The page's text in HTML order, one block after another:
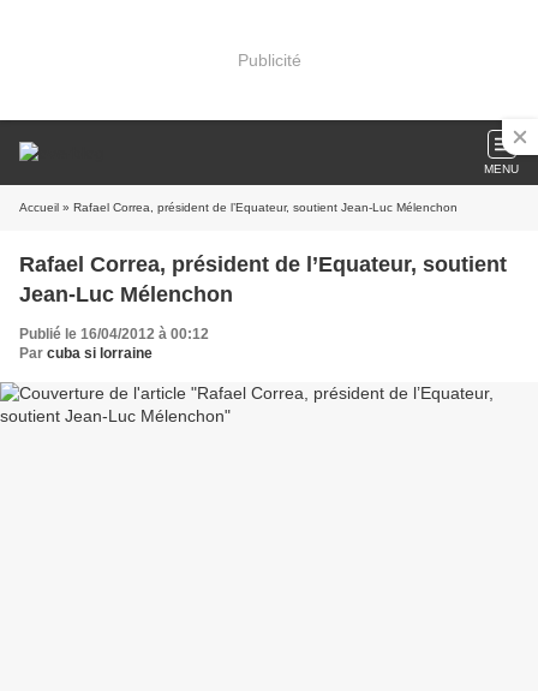
Publicité
MENU
Accueil » Rafael Correa, président de l’Equateur, soutient Jean-Luc Mélenchon
Rafael Correa, président de l’Equateur, soutient
Jean-Luc Mélenchon
Publié le 16/04/2012 à 00:12
Par cuba si lorraine